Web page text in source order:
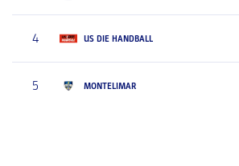
4 US DIE HANDBALL
5 MONTELIMAR